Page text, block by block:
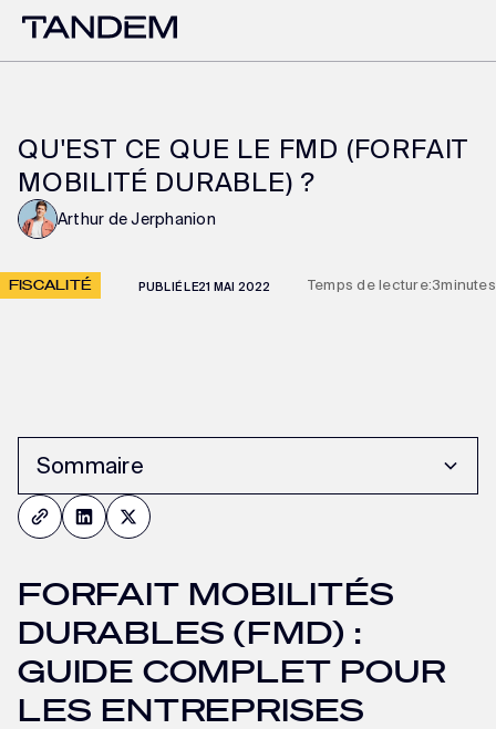
QU'EST CE QUE LE FMD (FORFAIT
MOBILITÉ DURABLE) ?
Arthur de Jerphanion
FISCALITÉ PUBLIÉ LE21 MAI 2022 Temps de lecture:3minutes
Sommaire
Quel est le montant du FMD en 2026 ?
Le FMD est-il suffisant pour développer la pratique
FMD ou vélo de fonction : quelle solution choisir ?
FORFAIT MOBILITÉS
DURABLES (FMD) :
GUIDE COMPLET POUR
LES ENTREPRISES